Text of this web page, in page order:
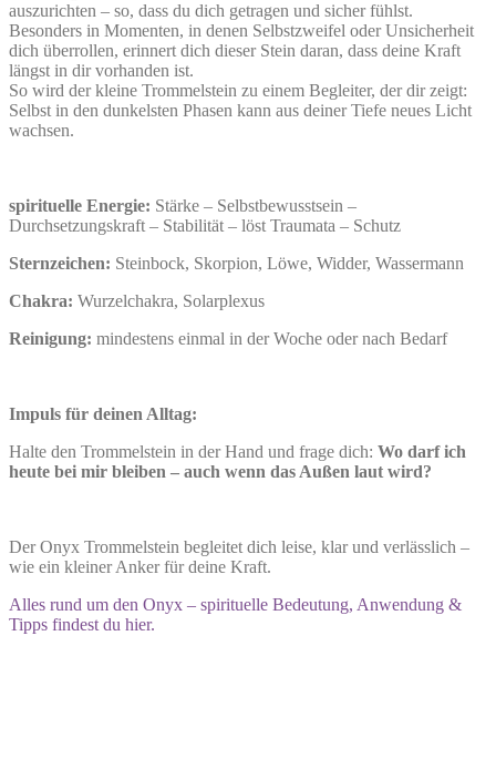
auszurichten – so, dass du dich getragen und sicher fühlst.
Besonders in Momenten, in denen Selbstzweifel oder Unsicherheit
dich überrollen, erinnert dich dieser Stein daran, dass deine Kraft
längst in dir vorhanden ist.
So wird der kleine Trommelstein zu einem Begleiter, der dir zeigt:
Selbst in den dunkelsten Phasen kann aus deiner Tiefe neues Licht
wachsen.
spirituelle Energie: Stärke – Selbstbewusstsein –
Durchsetzungskraft – Stabilität – löst Traumata – Schutz
Sternzeichen: Steinbock, Skorpion, Löwe, Widder, Wassermann
Chakra: Wurzelchakra, Solarplexus
Reinigung: mindestens einmal in der Woche oder nach Bedarf
Impuls für deinen Alltag:
Halte den Trommelstein in der Hand und frage dich: Wo darf ich
heute bei mir bleiben – auch wenn das Außen laut wird?
Der Onyx Trommelstein begleitet dich leise, klar und verlässlich –
wie ein kleiner Anker für deine Kraft.
Alles rund um den Onyx – spirituelle Bedeutung, Anwendung &
Tipps findest du hier.